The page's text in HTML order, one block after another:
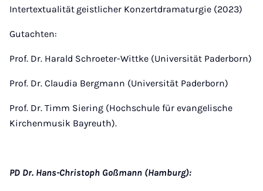
Intertextualität geistlicher Konzertdramaturgie (2023)
Gutachten:
Prof. Dr. Harald Schroeter-Wittke (Universität Paderborn)
Prof. Dr. Claudia Bergmann (Universität Paderborn)
Prof. Dr. Timm Siering (Hochschule für evangelische
Kirchenmusik Bayreuth).
PD Dr. Hans-Christoph Goßmann (Hamburg):